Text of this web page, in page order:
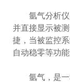
氩气分析仪是
并直接显示被
捷，当被监控
自动稳零等功
氩气，是一种